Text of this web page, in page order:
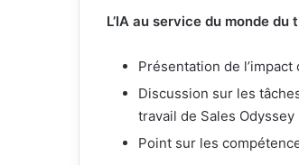
L’IA au service du monde du
Présentation de l’impact
Discussion sur les
travail de Sales Odyssey
Point sur les